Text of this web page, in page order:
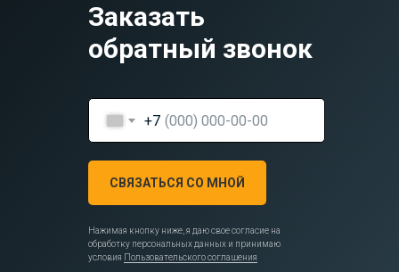
Заказать
обратный звонок
+7
СВЯЗАТЬСЯ СО МНОЙ
Нажимая кнопку ниже, я даю свое согласие на
обработку персональных данных и принимаю
условия Пользовательского соглашения